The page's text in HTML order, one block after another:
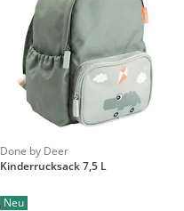
Done by Deer
Kinderrucksack 7,5 L
Neu